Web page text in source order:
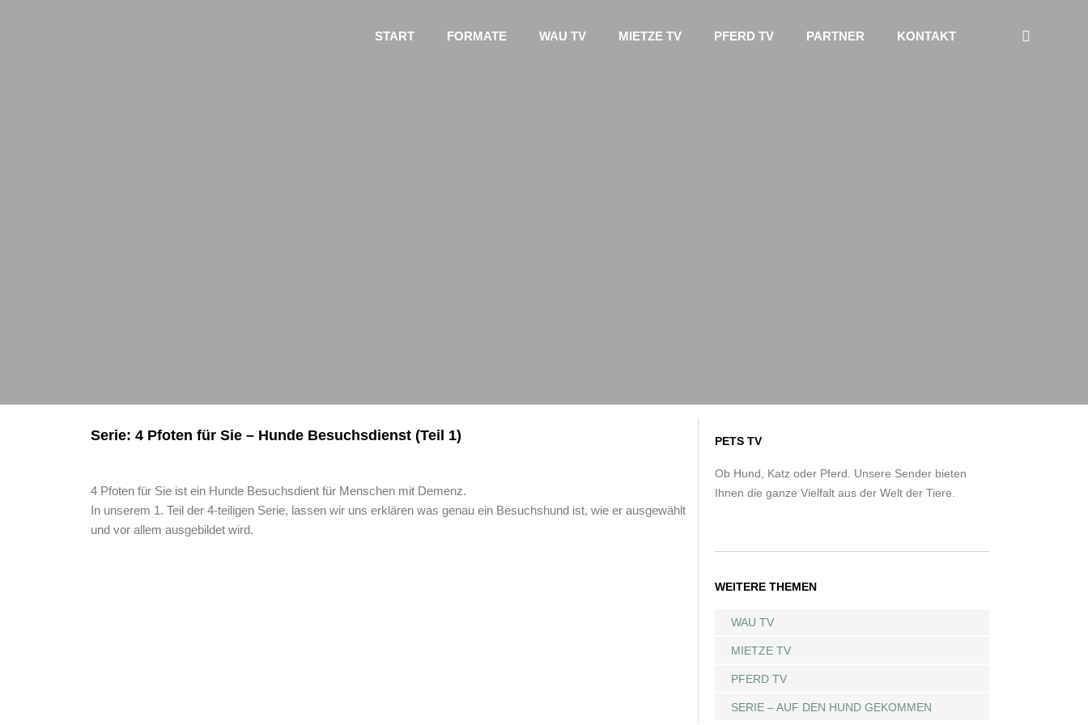
START FORMATE WAU TV MIETZE TV PFERD TV PARTNER KONTAKT
Serie: 4 Pfoten für Sie – Hunde Besuchsdienst (Teil 1)
4 Pfoten für Sie ist ein Hunde Besuchsdient für Menschen mit Demenz.
In unserem 1. Teil der 4-teiligen Serie, lassen wir uns erklären was genau ein Besuchshund ist, wie er ausgewählt
und vor allem ausgebildet wird.
PETS TV
Ob Hund, Katz oder Pferd. Unsere Sender bieten
Ihnen die ganze Vielfalt aus der Welt der Tiere.
WEITERE THEMEN
WAU TV
MIETZE TV
PFERD TV
SERIE – AUF DEN HUND GEKOMMEN